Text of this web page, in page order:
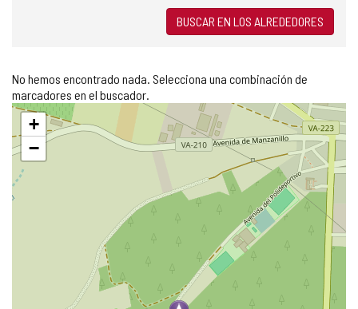
BUSCAR EN LOS ALREDEDORES
No hemos encontrado nada. Selecciona una combinación de
marcadores en el buscador.
Saltar
mapa
+
−